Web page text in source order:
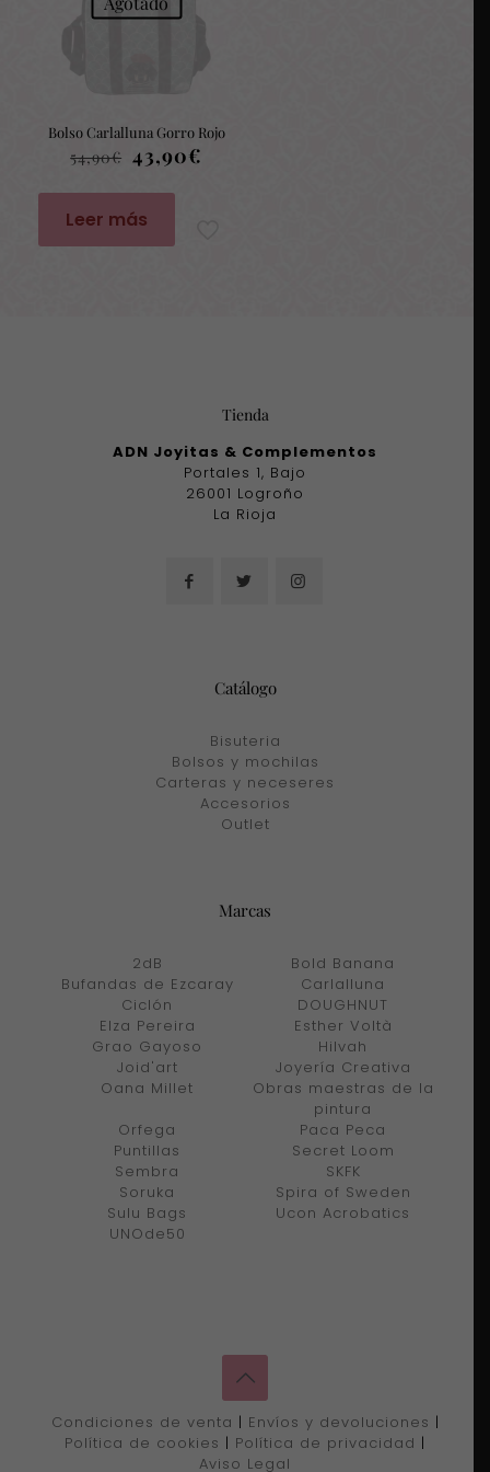
Bolso Carlalluna Gorro Rojo
54,90€ El
precio
original
era:
43,90€
Leer más
Tienda
ADN Joyitas & Complementos
Portales 1, Bajo
26001 Logroño
La Rioja
Catálogo
Bisuteria
Bolsos y mochilas
Carteras y neceseres
Accesorios
Outlet
Marcas
2dB
Bold Banana
Bufandas de Ezcaray
Carlalluna
Ciclón
DOUGHNUT
Elza Pereira
Esther Voltà
Grao Gayoso
Hilvah
Joid'art
Joyería Creativa
Oana Millet
Obras maestras de la
pintura
Orfega
Paca Peca
Puntillas
Secret Loom
Sembra
SKFK
Soruka
Spira of Sweden
Sulu Bags
Ucon Acrobatics
UNOde50
Condiciones de venta | Envíos y devoluciones |
Política de cookies | Política de privacidad |
Aviso Legal